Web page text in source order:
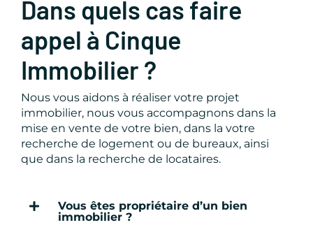
Dans quels cas faire
appel à Cinque
Immobilier ?
Nous vous aidons à réaliser votre projet
immobilier, nous vous accompagnons dans la
mise en vente de votre bien, dans la votre
recherche de logement ou de bureaux, ainsi
que dans la recherche de locataires.
Vous êtes propriétaire d’un bien
immobilier ?